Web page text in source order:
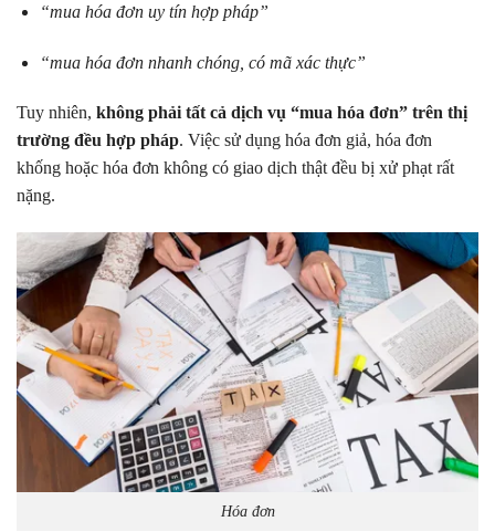
“mua hóa đơn uy tín hợp pháp”
“mua hóa đơn nhanh chóng, có mã xác thực”
Tuy nhiên, không phải tất cả dịch vụ “mua hóa đơn” trên thị
trường đều hợp pháp. Việc sử dụng hóa đơn giả, hóa đơn
khống hoặc hóa đơn không có giao dịch thật đều bị xử phạt rất
nặng.
Hóa đơn